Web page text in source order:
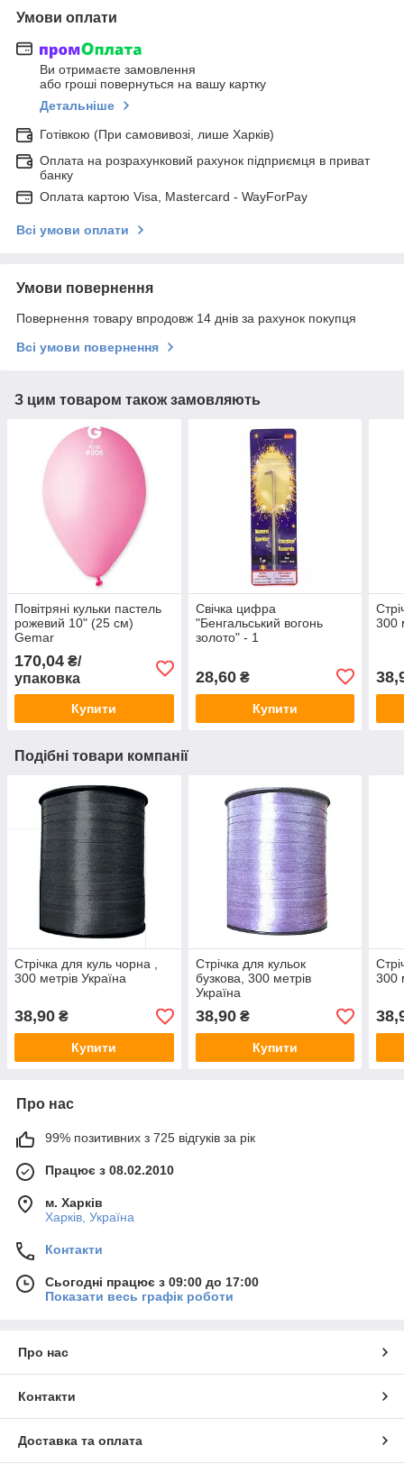
Умови оплати
Ви отримаєте замовлення
або гроші повернуться на вашу картку
Детальніше
Готівкою (При самовивозі, лише Харків)
Оплата на розрахунковий рахунок підприємця в приват
банку
Оплата картою Visa, Mastercard - WayForPay
Всі умови оплати
Умови повернення
Повернення товару впродовж 14 днів за рахунок покупця
Всі умови повернення
З цим товаром також замовляють
Повітряні кульки пастель
рожевий 10" (25 см)
Gemar
170,04 ₴/
упаковка
Купити
Свічка цифра
"Бенгальський вогонь
золото" - 1
28,60₴
Купити
300
Подібні товари компанії
Стрічка для куль чорна ,
300 метрів Україна
38,90 ₴
Купити
Стрічка для кульок
бузкова, 300 метрів
Україна
38,90₴
Купити
300
Про нас
99% позитивних з 725 відгуків за рік
Працює з 08.02.2010
м. Харків
Харків, Україна
Контакти
Сьогодні працює з 09:00 до 17:00
Показати весь графік роботи
Про нас
Контакти
Доставка та оплата